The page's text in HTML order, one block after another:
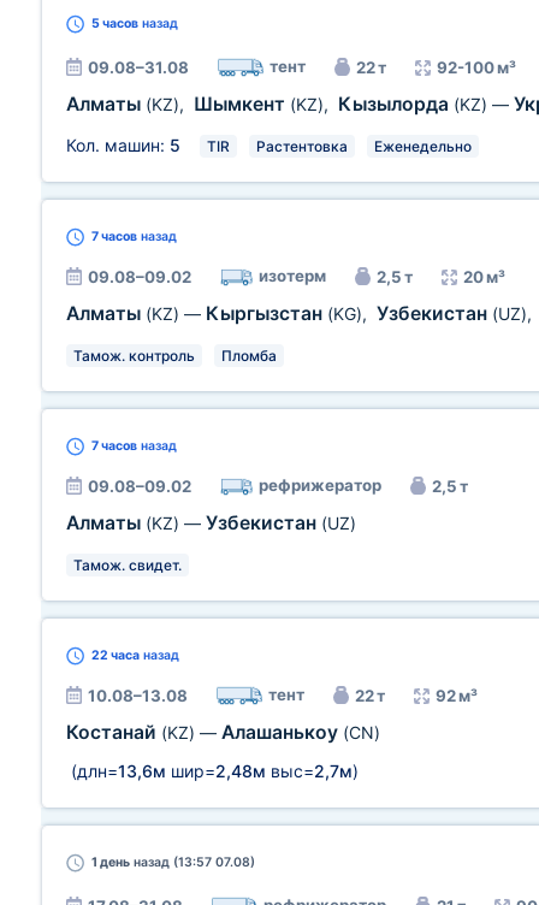
5 часов назад
09.08–31.08 тент 22 т 92-100 м³
Алматы (KZ), Шымкент (KZ), Кызылорда (KZ) —
Кол. машин: 5 TIR Растентовка Еженедельно
7 часов назад
09.08–09.02 изотерм 2,5 т 20 м³
Алматы (KZ) — Кыргызстан (KG), Узбекистан (UZ),
Тамож. контроль Пломба
7 часов назад
09.08–09.02 рефрижератор 2,5 т
Алматы (KZ) — Узбекистан (UZ)
Тамож. свидет.
22 часа назад
10.08–13.08 тент 22 т 92 м³
Костанай (KZ) — Алашанькоу (CN)
(длн=13,6м шир=2,48м выс=2,7м)
1 день назад (13:57 07.08)